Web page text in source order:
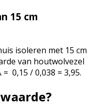
15 cm
isoleren met 15 cm
van houtwolvezel
0,15 / 0,038 = 3,95.